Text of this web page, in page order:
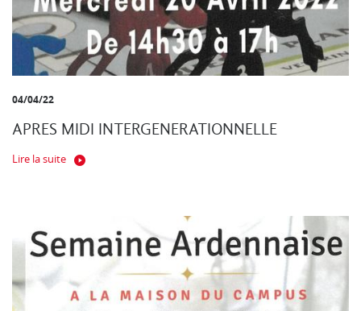
04/04/22
APRES MIDI INTERGENERATIONNELLE
Lire la suite